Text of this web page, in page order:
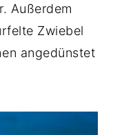
Außerdem
Zwiebel
angedünstet